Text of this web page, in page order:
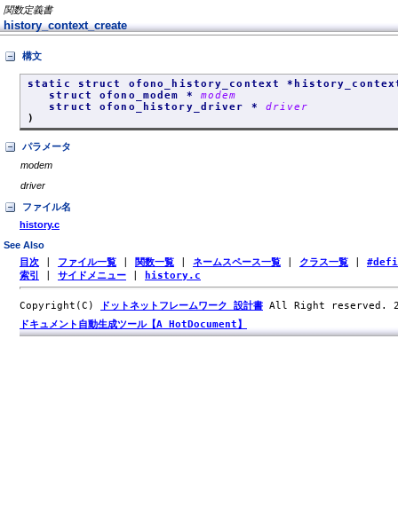
関数定義書
history_context_create
構文
static struct ofono_history_context
struct ofono_modem * modem
struct ofono_history_driver * driver
)
パラメータ
modem
driver
ファイル名
history.c
See Also
目次 ファイル一覧 関数一覧 ネームスペース一覧 クラス一覧
索引
サイドメニュー history.c
Copyright(C) ドットネットフレームワーク 設計書 All Right reserved.
ドキュメント自動生成ツール【A HotDocument】